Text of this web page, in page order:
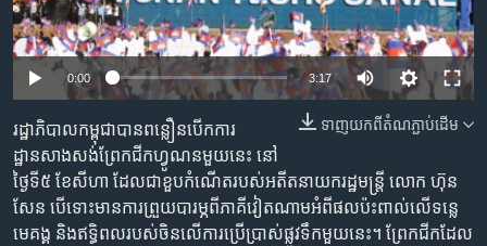
ចូល​
ទៅ​
ទំព័រ​
រចនា
រំលង​
និង​
ចូល​
វិទ្យុ / ផតខាសថ៍
កម្មវិធីទាំងអស់
Khmer English
បណ្តាញ​សង្គម
0:00 3:17
ទាញ​យក​ពី​តំណភ្ជាប់​ដើម
រដ្ឋាភិបាលកម្ពុជាបានពន្លឿនបើកការ
ដ្ឋានសាងសង់ព្រែកជីកហ្វូណនមួយនេះ នៅ
ថ្ងៃទី៥ ខែសីហា ដែលជាខួបកំណើតរបស់អតីតនាយករដ្ឋមន្រ្តី លោក ហ៊ុន
សែន បើទោះមានការព្រួយបារម្ភពីភាគីវៀតណាមអំពីផលប៉ះពាល់លើទន្លេ
មេគង្គ និងឥទ្ធិពលរបស់ចិនលើការប្រើប្រាស់ផ្លូវទឹកមួយនេះ។ ព្រែកជីកដែល